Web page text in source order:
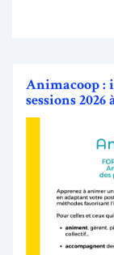
Animacoop :
sessions 2026